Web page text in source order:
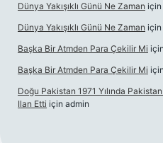
Dünya Yakışıklı Günü Ne Zaman için
Dünya Yakışıklı Günü Ne Zaman için
Başka Bir Atmden Para Çekilir Mi için
Başka Bir Atmden Para Çekilir Mi için
Doğu Pakistan 1971 Yılında Pakistan
Ilan Etti için admin